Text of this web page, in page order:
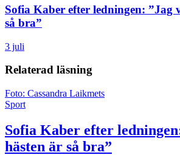
Sofia Kaber efter ledningen: ”Jag
så bra”
3 juli
Relaterad läsning
Foto: Cassandra Laikmets
Sport
Sofia Kaber efter
hästen är så bra”